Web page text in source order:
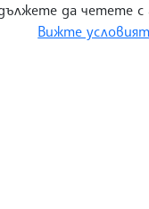
да четете с
Вижте